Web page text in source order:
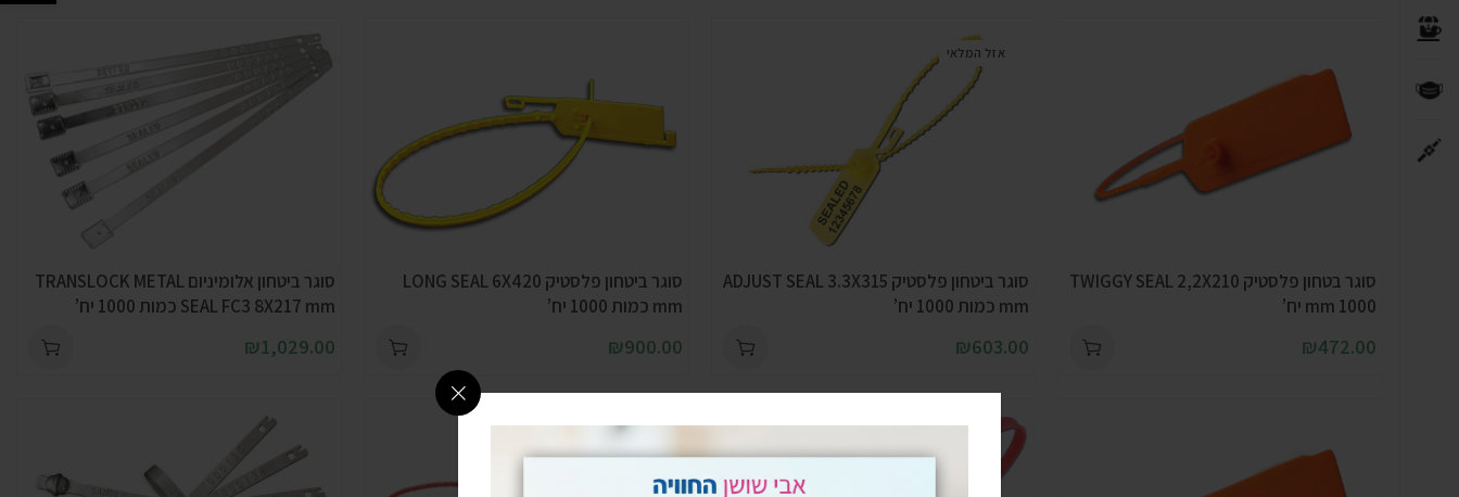
סוגר בטחון פלסטיק TWIGGY SEAL 2,2X210
mm 1000 יח’
₪472.00
אזל המלאי
סוגר ביטחון פלסטיק ADJUST SEAL 3.3X315
mm כמות 1000 יח’
₪603.00
סוגר ביטחון פלסטיק LONG SEAL 6X420
mm כמות 1000 יח’
₪900.00
סוגר ביטחון אלומיניום TRANSLOCK METAL
SEAL FC3 8X217 mm כמות 1000 יח’
₪1,029.00